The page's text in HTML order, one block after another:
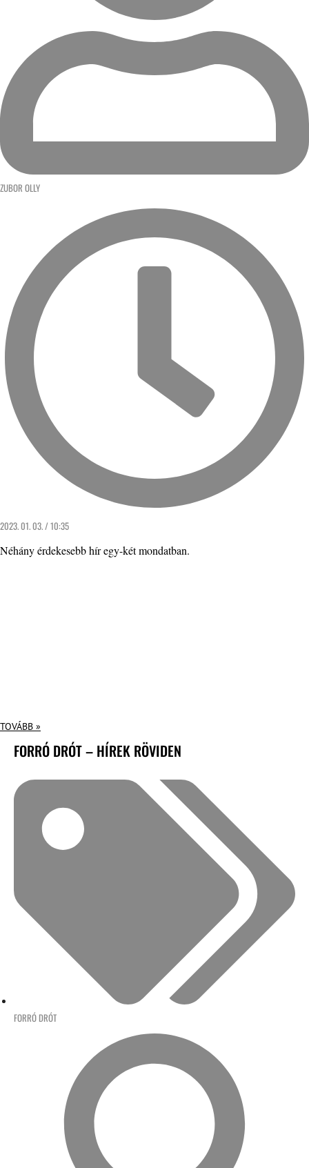
ZUBOR OLLY
2023. 01. 03. / 10:35
Néhány érdekesebb hír egy-két mondatban.
TOVÁBB »
FORRÓ DRÓT – HÍREK RÖVIDEN
FORRÓ DRÓT